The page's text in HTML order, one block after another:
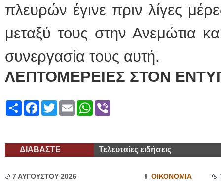
πλευρών έγινε πριν λίγες
μεταξύ τους στην Ανεμώτια
συνεργασία τους αυτή.
ΛΕΠΤΟΜΕΡΕΙΕΣ ΣΤΟΝ
ShareFacebook
TwitterEmailWhatsApp
ΔΙΑΒΑΣΤΕ Τελευταίες ειδήσεις
7 ΑΥΓΟΥΣΤΟΥ 2026 ΟΙΚΟΝΟΜΙΑ